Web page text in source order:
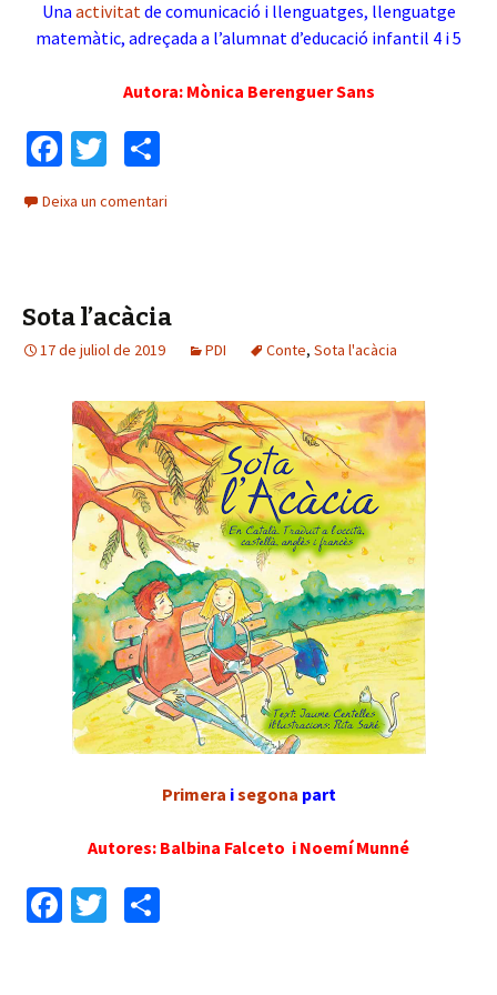
Una activitatde comunicació i llenguatges, llenguatge
matemàtic, adreçada a l’alumnat d’educació infantil 4 i 5
Autora: Mònica Berenguer Sans
Fa
b
k
T
tt
o
m
te
ix
Deixa un comentari
Sota l’acàcia
17 de juliol de 2019 PDI Conte, Sota l'acàcia
Primera isegona part
Autores: Balbina Falceto i Noemí Munné
Fa
T